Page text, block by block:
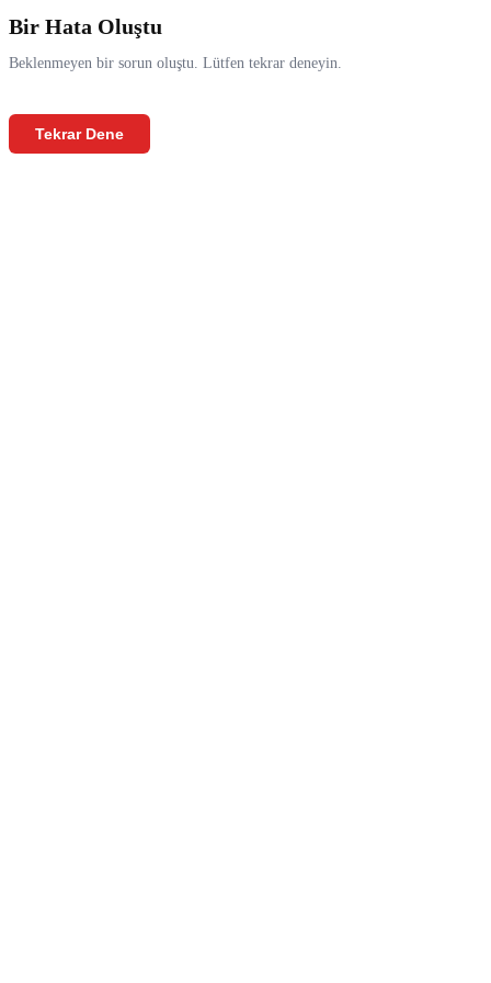
Bir Hata Oluştu
Beklenmeyen bir sorun oluştu. Lütfen tekrar deneyin.
Tekrar Dene